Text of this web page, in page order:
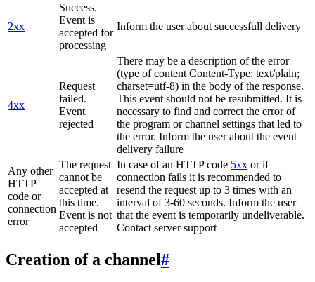
2xx
Success.
Event is
accepted for
processing
Inform the user about successfull delivery
4xx
Request
failed.
Event
rejected
There may be a description of the error
(type of content Content-Type: text/plain;
charset=utf-8) in the body of the response.
This event should not be resubmitted. It is
necessary to find and correct the error of
the program or channel settings that led to
the error. Inform the user about the event
delivery failure
Any other
HTTP
code or
connection
error
The request
cannot be
accepted at
this time.
Event is not
accepted
In case of an HTTP code 5xx or if
connection fails it is recommended to
resend the request up to 3 times with an
interval of 3-60 seconds. Inform the user
that the event is temporarily undeliverable.
Contact server support
Creation of a channel#